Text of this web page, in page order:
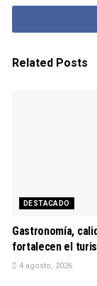
Related Posts
DESTACADO
Gastronomía,
fortalecen el
4 agosto, 2026